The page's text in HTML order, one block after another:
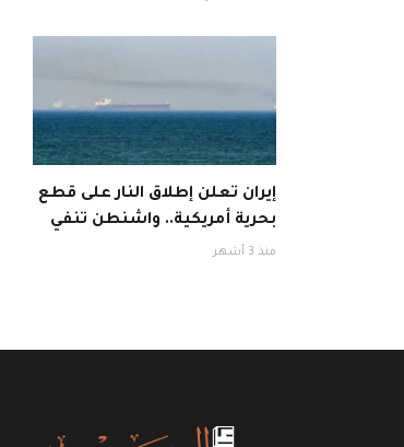
إيران تعلن إطلاق النار على قطع
بحرية أمريكية.. واشنطن تنفي
منذ 3 أشهر